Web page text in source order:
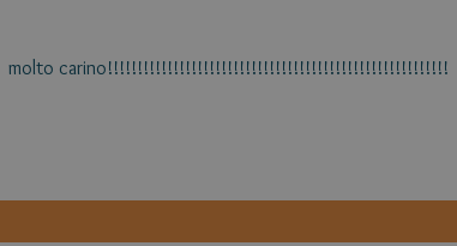
molto carino!!!!!!!!!!!!!!!!!!!!!!!!!!!!!!!!!!!!!!!!!!!!!!!!!!!!!!!!!